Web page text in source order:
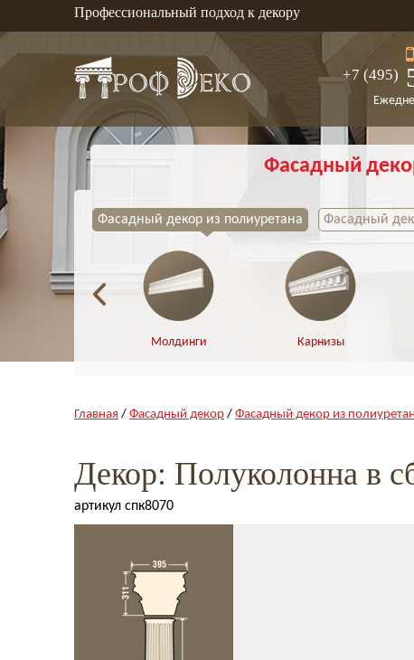
Профессиональный подход к декору
+7 (495)
Фасадный
Фасадный декор из полиуретана Фасадный
Молдинги Карнизы
Главная / Фасадный декор / Фасадный декор из
Декор: Полуколонна в
артикул спк8070